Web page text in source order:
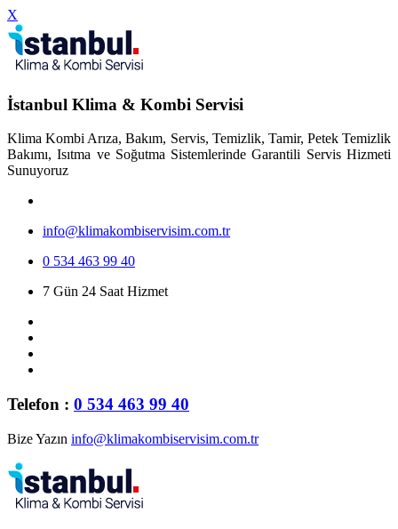
X
İstanbul Klima & Kombi Servisi
Klima Kombi Arıza, Bakım, Servis, Temizlik, Tamir, Petek Temizlik
Bakımı, Isıtma ve Soğutma Sistemlerinde Garantili Servis Hizmeti
Sunuyoruz
info@klimakombiservisim.com.tr
0 534 463 99 40
7 Gün 24 Saat Hizmet
Telefon : 0 534 463 99 40
Bize Yazın info@klimakombiservisim.com.tr